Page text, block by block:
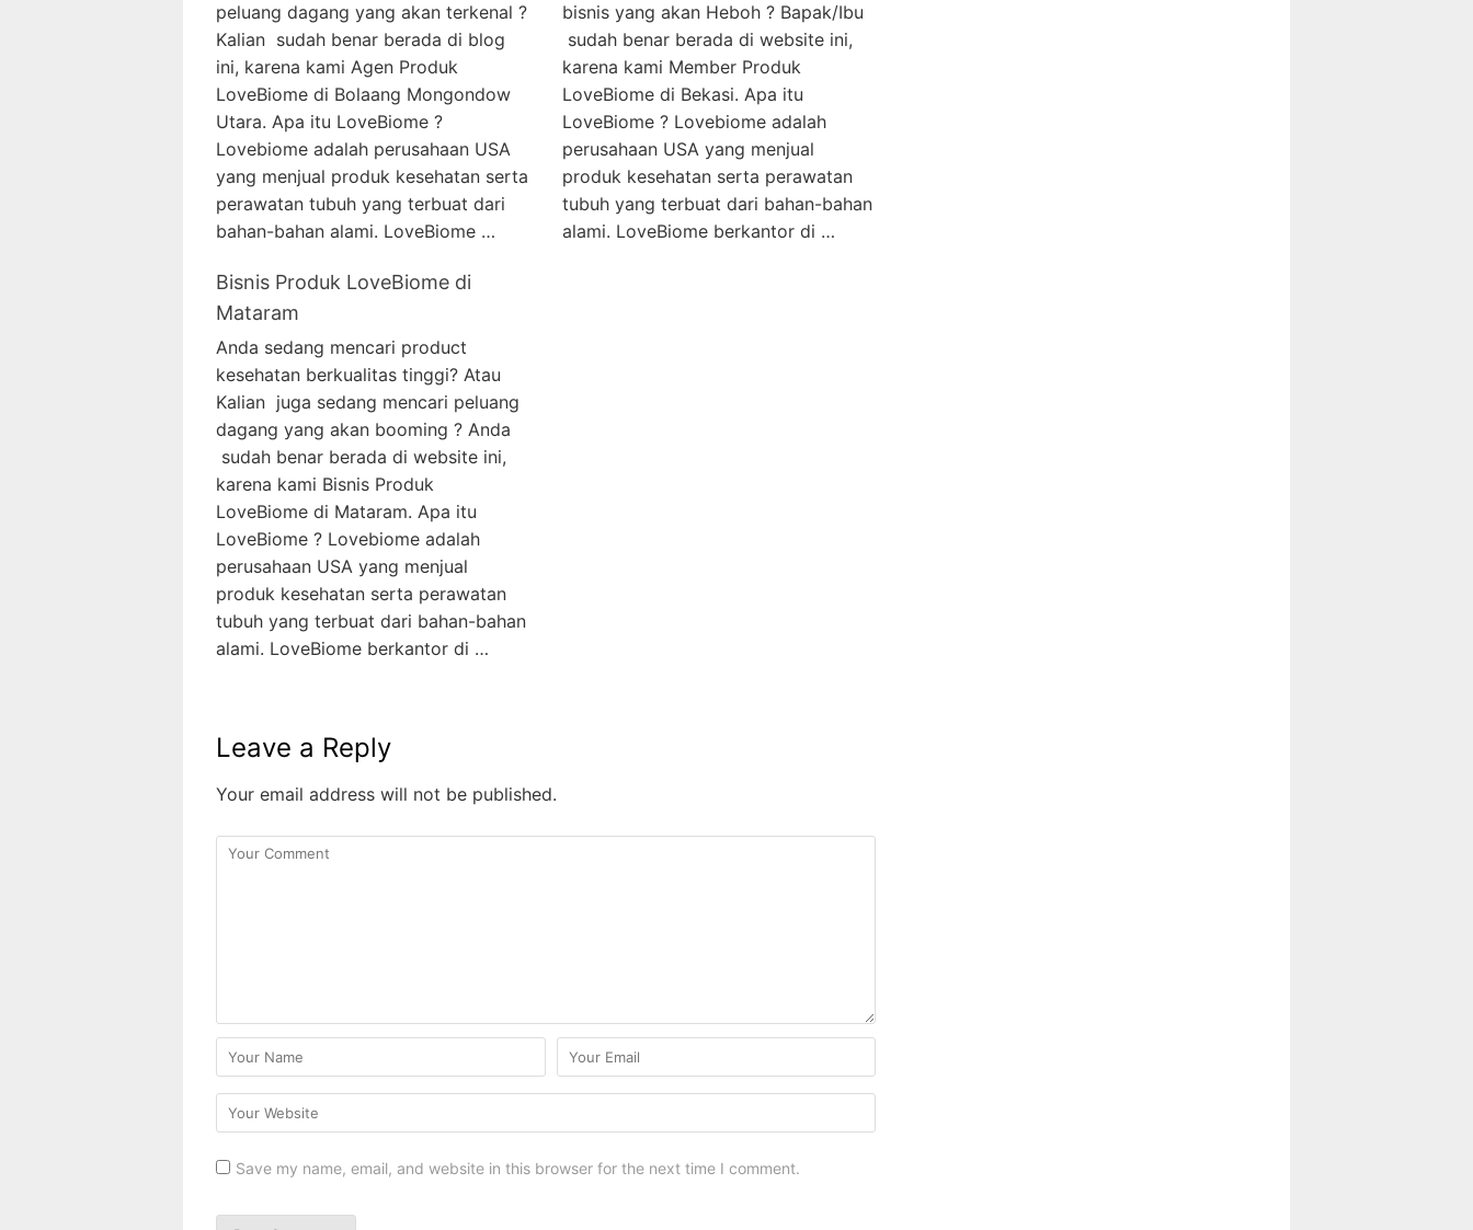
peluang dagang yang akan terkenal ?
Kalian sudah benar berada di blog
ini, karena kami Agen Produk
LoveBiome di Bolaang Mongondow
Utara. Apa itu LoveBiome ?
Lovebiome adalah perusahaan USA
yang menjual produk kesehatan serta
perawatan tubuh yang terbuat dari
bahan-bahan alami. LoveBiome …
bisnis yang akan Heboh ? Bapak/Ibu
sudah benar berada di website ini,
karena kami Member Produk
LoveBiome di Bekasi. Apa itu
LoveBiome ? Lovebiome adalah
perusahaan USA yang menjual
produk kesehatan serta perawatan
tubuh yang terbuat dari bahan-bahan
alami. LoveBiome berkantor di …
Bisnis Produk LoveBiome di
Mataram
Anda sedang mencari product
kesehatan berkualitas tinggi? Atau
Kalian juga sedang mencari peluang
dagang yang akan booming ? Anda
sudah benar berada di website ini,
karena kami Bisnis Produk
LoveBiome di Mataram. Apa itu
LoveBiome ? Lovebiome adalah
perusahaan USA yang menjual
produk kesehatan serta perawatan
tubuh yang terbuat dari bahan-bahan
alami. LoveBiome berkantor di …
Leave a Reply
Your email address will not be published.
Save my name, email, and website in this browser for the next time I comment.